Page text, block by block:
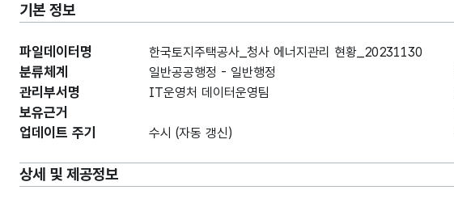
기본 정보
파일데이터명 한국토지주택공사_청사 에너지관리 현황_20231130
분류체계 일반공공행정 - 일반행정
관리부서명 IT운영처 데이터운영팀
보유근거
업데이트 주기
수시 (자동 갱신)
상세 및 제공정보